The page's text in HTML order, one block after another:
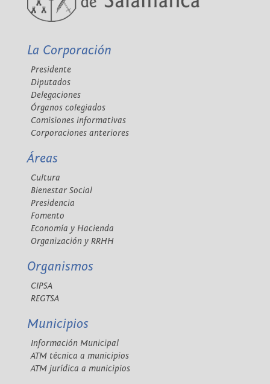
La Corporación
Presidente
Diputados
Delegaciones
Órganos colegiados
Comisiones informativas
Corporaciones anteriores
Áreas
Cultura
Bienestar Social
Presidencia
Fomento
Economía y Hacienda
Organización y RRHH
Organismos
CIPSA
REGTSA
Municipios
Información Municipal
ATM técnica a municipios
ATM jurídica a municipios